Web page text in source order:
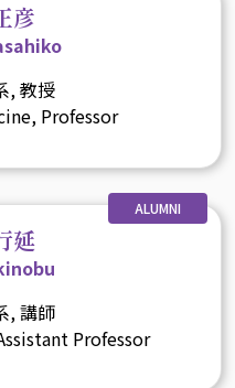
彦
, 教授
Professor
ALUMNI
延
, 講師
Professor